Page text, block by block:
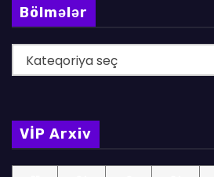
Bölmələr
ö
m
l
VİP Arxiv